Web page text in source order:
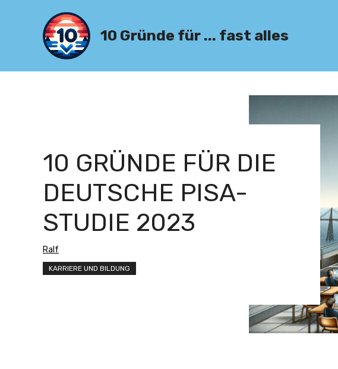
10 Gründe für ... fast alles
10 GRÜNDE FÜR DIE
DEUTSCHE PISA-
STUDIE 2023
Ralf
KARRIERE UND BILDUNG